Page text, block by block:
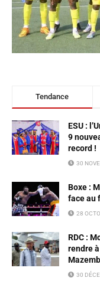
Tendance
ESU :
9
record !
30
Boxe :
face au
28
RDC :
rendre
30